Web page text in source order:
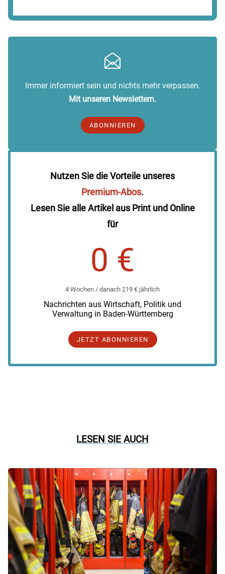
Immer informiert sein und nichts mehr verpassen.
Mit unseren Newslettern.
ABONNIEREN
Nutzen Sie die Vorteile unseres
Premium-Abos.
Lesen Sie alle Artikel aus Print und Online
für
0 €
4 Wochen / danach 219 € jährlich
Nachrichten aus Wirtschaft, Politik und
Verwaltung in Baden-Württemberg
JETZT ABONNIEREN
LESEN SIE AUCH